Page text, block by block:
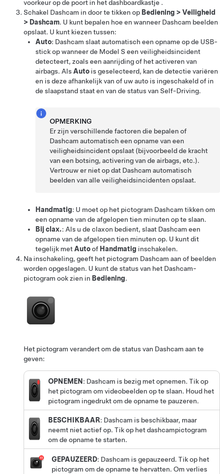
voorkeur op de poort in het dashboardkastje .
Schakel Dashcam in door te tikken op Bediening > Veiligheid
> Dashcam. U kunt bepalen hoe en wanneer Dashcam beelden
opslaat. U kunt kiezen tussen:
Auto: Dashcam slaat automatisch een opname op de USB-
stick op wanneer de Model S een veiligheidsincident
detecteert, zoals een aanrijding of het activeren van
airbags. Als Auto is geselecteerd, kan de detectie variëren
en is deze afhankelijk van of uw auto is ingeschakeld of in
de slaapstand staat en van de status van Self-Driving.
OPMERKING
Er zijn verschillende factoren die bepalen of
Dashcam automatisch een opname van een
veiligheidsincident opslaat (bijvoorbeeld de kracht
van een botsing, activering van de airbags, etc.).
Vertrouw er niet op dat Dashcam automatisch
beelden van alle veiligheidsincidenten opslaat.
Handmatig: U moet op het pictogram Dashcam tikken om
een opname van de afgelopen tien minuten op te slaan.
Bij clax.: Als u de claxon bedient, slaat Dashcam een
opname van de afgelopen tien minuten op. U kunt dit
tegelijk met Autoof Handmatig inschakelen.
Na inschakeling, geeft het pictogram Dashcam aan of beelden
worden opgeslagen. U kunt de status van het Dashcam-
pictogram ook zien in Bediening.
Het pictogram verandert om de status van Dashcam aan te
geven:
OPNEMEN: Dashcam is bezig met opnemen. Tik op
het pictogram om videobeelden op te slaan. Houd het
pictogram ingedrukt om de opname te pauzeren.
BESCHIKBAAR: Dashcam is beschikbaar, maar
neemt niet actief op. Tik op het dashcampictogram
om de opname te starten.
GEPAUZEERD: Dashcam is gepauzeerd. Tik op het
pictogram om de opname te hervatten. Om verlies